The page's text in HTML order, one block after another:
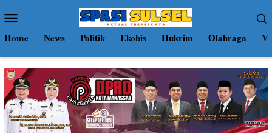
ke
kontenMobile
Home News Politik Ekobis Hukrim Olahraga